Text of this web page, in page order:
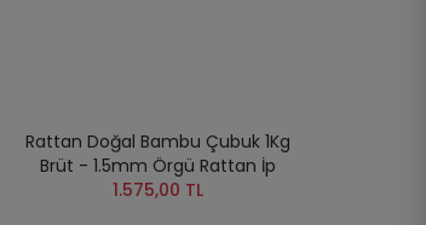
Rattan Doğal Bambu Çubuk 1Kg
Brüt - 1.5mm Örgü Rattan İp
1.575,00 TL